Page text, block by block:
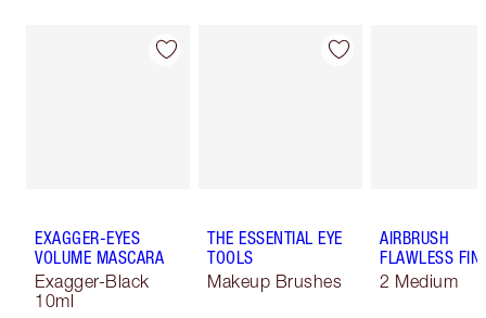
EXAGGER-EYES
VOLUME MASCARA
Exagger-Black
10ml
THE ESSENTIAL EYE
TOOLS
Makeup Brushes
AIRBRUSH
FLAWLESS
2 Medium